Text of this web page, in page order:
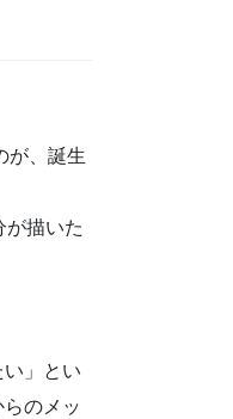
が、誕生
が描いた
」とい
のメッ